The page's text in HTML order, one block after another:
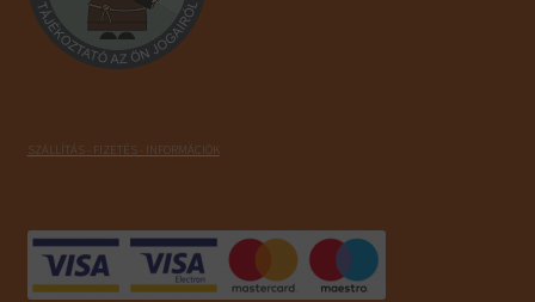
SZÁLLÍTÁS - FIZETÉS - INFORMÁCIÓK